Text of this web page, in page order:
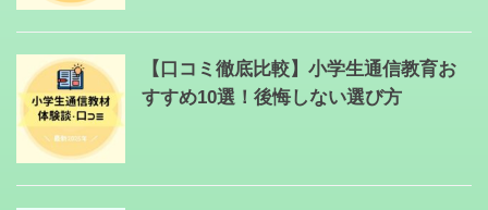
【口コミ徹底比較】小学生通信教育お
すすめ10選！後悔しない選び方